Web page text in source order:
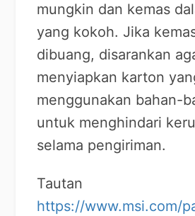
mungkin dan kemas
yang kokoh. Jika
dibuang, disarankan
menyiapkan karton
menggunakan bahan-
untuk menghindari
selama pengiriman.
Tautan
https://www.msi.com/